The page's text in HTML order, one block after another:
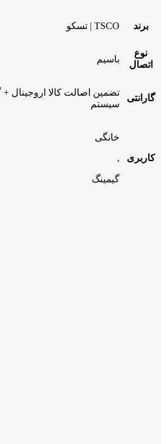
برند TSCO | تسکو
نوع
اتصال
باسیم
گارانتی
تضمین اصالت کالا اروجینال
سیستم
کاربری
خانگی
,
گیمینگ